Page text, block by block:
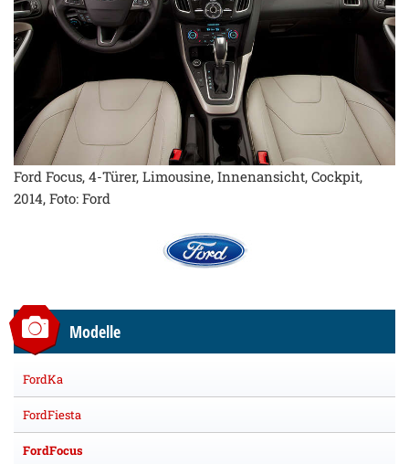
Ford Focus, 4-Türer, Limousine, Innenansicht, Cockpit,
2014, Foto: Ford
Modelle
FordKa
FordFiesta
FordFocus